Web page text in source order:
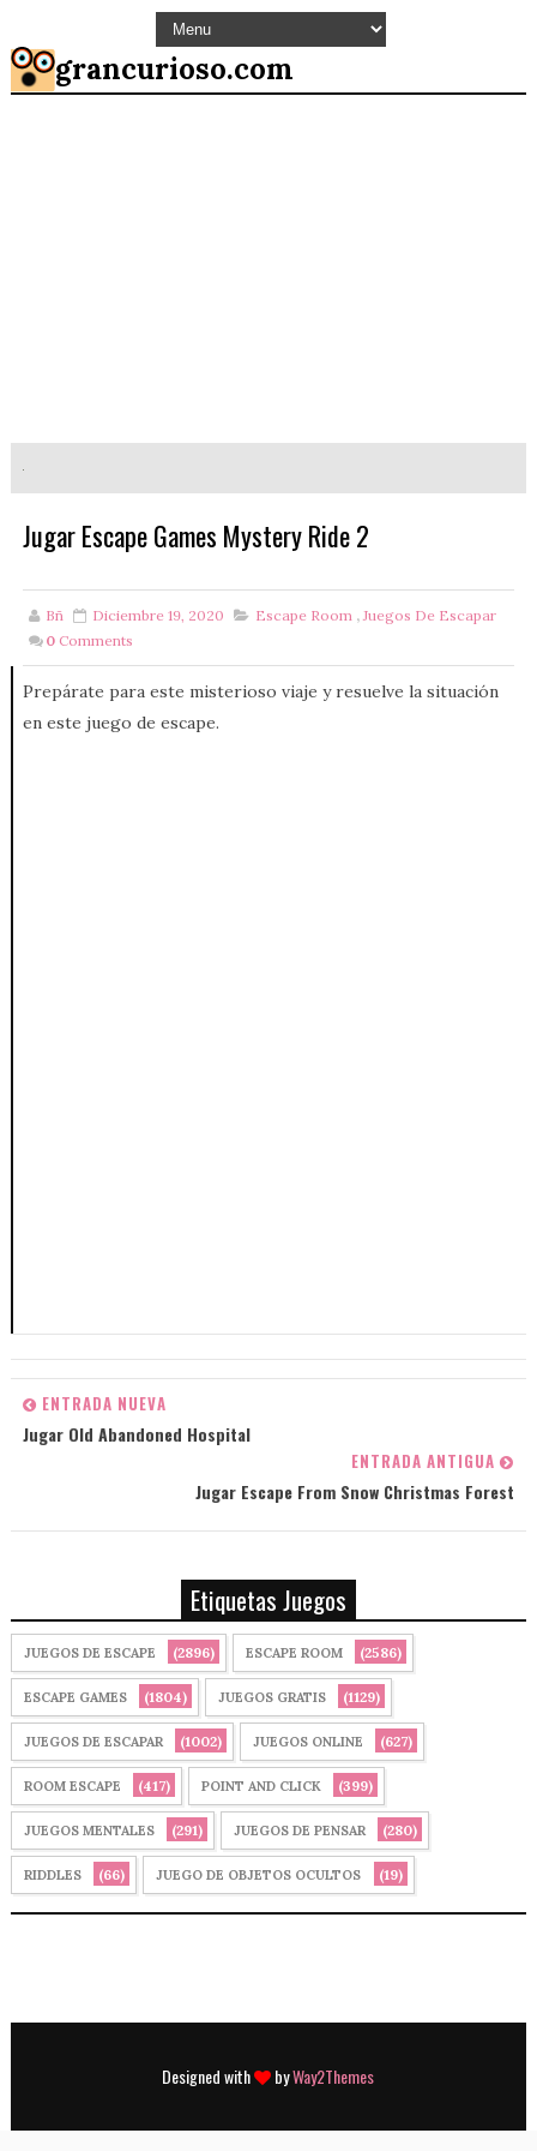
grancurioso.com
Jugar Escape Games Mystery Ride 2
Bñ Diciembre 19, 2020 Escape Room , Juegos De Escapar
0 Comments
Prepárate para este misterioso viaje y resuelve la situación
en este juego de escape.
ENTRADA NUEVA
Jugar Old Abandoned Hospital
ENTRADA ANTIGUA
Jugar Escape From Snow Christmas Forest
Etiquetas Juegos
JUEGOS DE ESCAPE (2896) ESCAPE ROOM (2586)
ESCAPE GAMES (1804) JUEGOS GRATIS (1129)
JUEGOS DE ESCAPAR (1002) JUEGOS ONLINE (627)
ROOM ESCAPE (417) POINT AND CLICK (399)
JUEGOS MENTALES (291) JUEGOS DE PENSAR (280)
RIDDLES (66) JUEGO DE OBJETOS OCULTOS (19)
Designed with byWay2Themes